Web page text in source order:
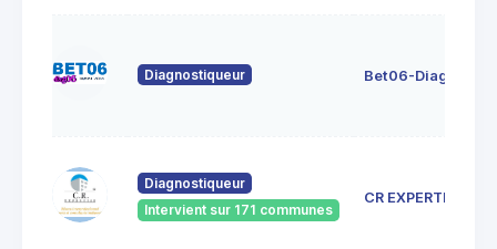
Diagnostiqueur Bet06-Diag06
Diagnostiqueur
Intervient sur 171 communes
CR EXPERTISE